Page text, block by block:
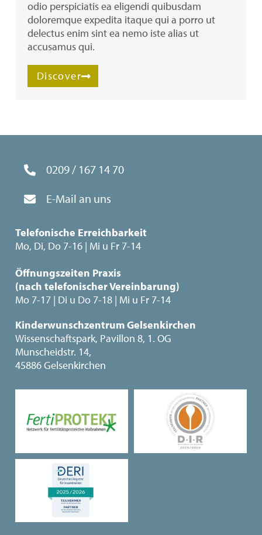
odio perspiciatis ea eligendi quibusdam
doloremque expedita itaque qui a porro ut
delectus enim sint ea nemo iste alias ut
accusamus qui.
Discover
0209 / 167 14 70
E-Mail an uns
Telefonische Erreichbarkeit
Mo, Di, Do 7-16 | Mi u Fr 7-14
Öffnungszeiten Praxis
(nach telefonischer Vereinbarung)
Mo 7-17 | Di u Do 7-18 | Mi u Fr 7-14
Kinderwunschzentrum Gelsenkirchen
Wissenschaftspark, Pavillon 8, 1. OG
Munscheidstr. 14,
45886 Gelsenkirchen